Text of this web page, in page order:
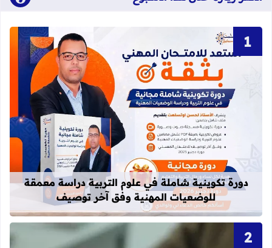
قراءة المزيد عن دورة تكوينية
دورة تكوينية شاملة في علوم التربية دراسة معمقة
للوضعيات المهنية وفق آخر توصيف